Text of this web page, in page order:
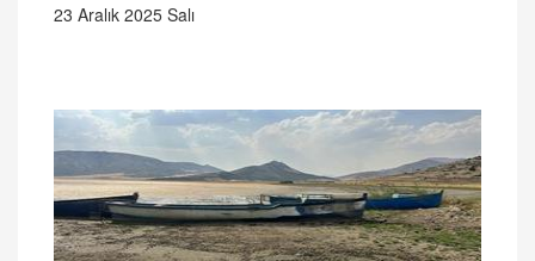
23 Aralık 2025 Salı